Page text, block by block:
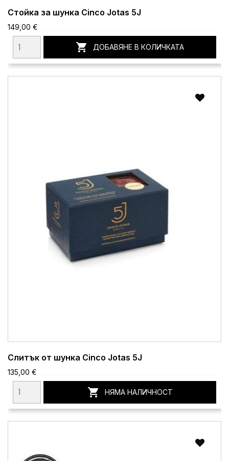
Стойка за шунка Cinco Jotas 5J
149,00 €
 ДОБАВЯНЕ В КОЛИЧКАТА
Слитък от шунка Cinco Jotas 5J
135,00 €
 НЯМА НАЛИЧНОСТ